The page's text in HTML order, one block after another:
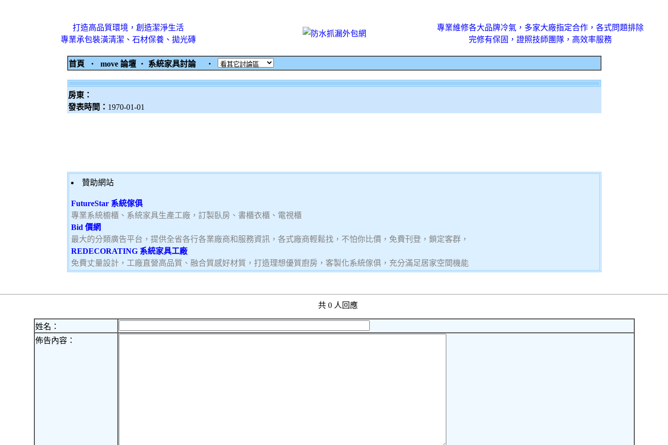
打造高品質環境，創造潔淨生活
專業承包裝潢清潔、石材保養、拋光磚
專業維修各大品牌冷氣，多家大廠指定合作，各式問題排除
完修有保固，證照技師團隊，高效率服務
首頁 ‧ move 論壇 ‧ 系統家具討論 ‧
房東：
發表時間： 1970-01-01
贊助網站
FutureStar 系統傢俱
專業系統櫥櫃、系統家具生產工廠，訂製臥房、書櫃衣櫃、電視櫃
Bid 價網
最大的分類廣告平台，提供全省各行各業廠商和服務資訊，各式廠商輕鬆找，不怕你比價，免費刊登，鎖定客群，
REDECORATING 系統家具工廠
免費丈量設計，工廠直營高品質、融合質感好材質，打造理想優質廚房，客製化系統傢俱，充分滿足居家空間機能
共 0 人回應
姓名：
佈告內容：